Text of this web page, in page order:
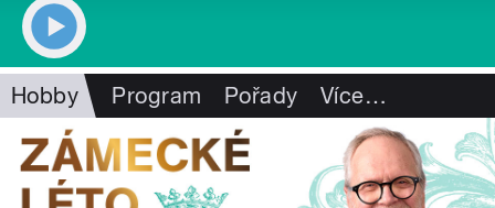
Hobby Program Pořady Více…